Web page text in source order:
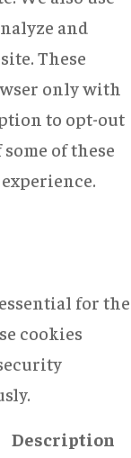
and
These
only with
to opt-out
of these
for the
cookies
Description